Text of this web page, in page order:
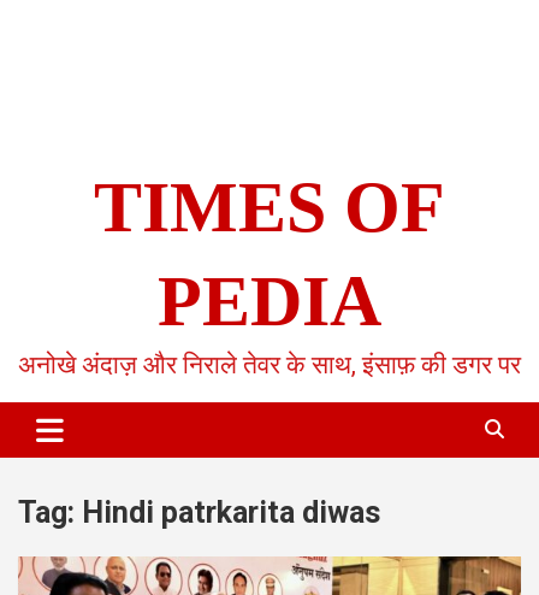
TIMES OF
PEDIA
अनोखे अंदाज़ और निराले तेवर के साथ, इंसाफ़ की डगर पर
Tag: Hindi patrkarita diwas